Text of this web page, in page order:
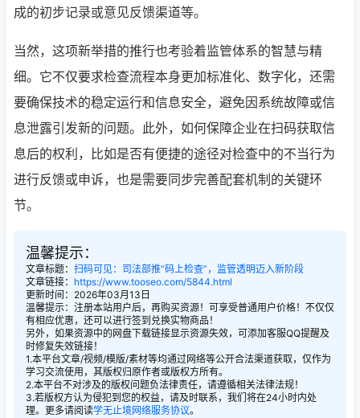
成的初步记录或意见反馈渠道等。
当然，这项新举措的推行也考验着监管体系的智慧与精
细。它不仅要求检查流程本身更加标准化、数字化，还需
要确保技术的稳定运行和信息安全，避免因系统故障或信
息泄露引发新的问题。此外，如何保障企业在扫码获取信
息后的权利，比如是否有便捷的途径对检查中的不当行为
进行反馈或申诉，也是需要同步完善配套机制的关键环
节。
温馨提示：
文章标题： 扫码可见：司法部推“码上检查”，监管透明迈入新阶段
文章链接： https://www.tooseo.com/5844.html
更新时间：2026年03月13日
温馨提示：注册本站用户后，再购买资源！可享受普通用户价格！不仅仅
有相应优惠，还可以进行签到兑换实物商品！
另外，如果资源中的网盘下载链接显示资源失效，可添加客服QQ提醒及
时修复失效链接！
1.本平台文章/视频/模版/素材等均通过网络等公开合法渠道获取，仅作为
学习交流使用，其版权归原作者或版权方所有。
2.本平台不对涉及的版权问题负法律责任，请遵循相关法律法规！
3.若版权方认为侵犯到您的权益，请及时联系，我们将在24小时内处
理。更多请阅读学无止境网络服务协议。